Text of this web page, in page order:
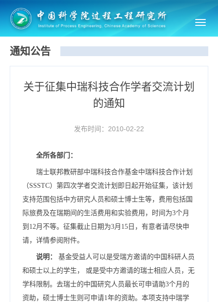
通知公告
关于征集中瑞科技合作学者交流计划
的通知
发布时间：2010-02-22
全所各部门：
瑞士联邦教研部中瑞科技合作基金中瑞科技合作计划
（SSSTC）第四次学者交流计划即日起开始征集，该计划
支持范围包括中方研究人员和硕士博士生等，费用包括国
际旅费及在瑞期间的生活费用和实验费用，时间为3个月
到12月不等。征集截止日期为3月15日，有意者请尽快申
请，详情参阅附件。
说明：
基金受益人可以是受瑞方邀请的中国科研人员
和硕士以上的学生， 或是受中方邀请的瑞士相应人员，无
学科限制。去瑞士的中国研究人员最长可申请助3个月的
资助，硕士博士生则可申请1年的资助。本项支持中瑞学